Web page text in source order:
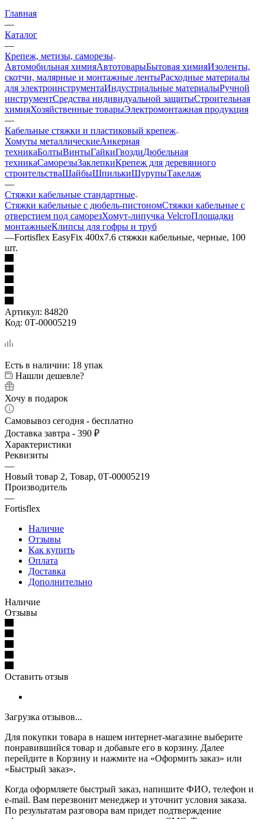
Главная
—
Каталог
—
Крепеж, метизы, саморезы
Автомобильная химияАвтотоварыБытовая химияИзоленты,
скотчи, малярные и монтажные лентыРасходные материалы
для электроинструментаИндустриальные материалыРучной
инструментСредства индивидуальной защитыСтроительная
химияХозяйственные товарыЭлектромонтажная продукция
—
Кабельные стяжки и пластиковый крепеж
Хомуты металлическиеАнкерная
техникаБолтыВинтыГайкиГвоздиДюбельная
техникаСаморезыЗаклепкиКрепеж для деревянного
строительстваШайбыШпилькиШурупыТакелаж
—
Стяжки кабельные стандартные
Стяжки кабельные с дюбель-пистономСтяжки кабельные с
отверстием под саморезХомут-липучка VelcroПлощадки
монтажныеКлипсы для гофры и труб
—Fortisflex EasyFix 400x7.6 стяжки кабельные, черные, 100
шт.
Артикул: 84820
Код: 0Т-00005219
Есть в наличии: 18 упак
Нашли дешевле?
Хочу в подарок
Самовывоз сегодня - бесплатно
Доставка завтра - 390 ₽
Характеристики
Реквизиты
—
Новый товар 2, Товар, 0Т-00005219
Производитель
—
Fortisflex
Наличие
Отзывы
Как купить
Оплата
Доставка
Дополнительно
Наличие
Отзывы
Оставить отзыв
Загрузка отзывов...
Для покупки товара в нашем интернет-магазине выберите
понравившийся товар и добавьте его в корзину. Далее
перейдите в Корзину и нажмите на «Оформить заказ» или
«Быстрый заказ».
Когда оформляете быстрый заказ, напишите ФИО, телефон и
e-mail. Вам перезвонит менеджер и уточнит условия заказа.
По результатам разговора вам придет подтверждение